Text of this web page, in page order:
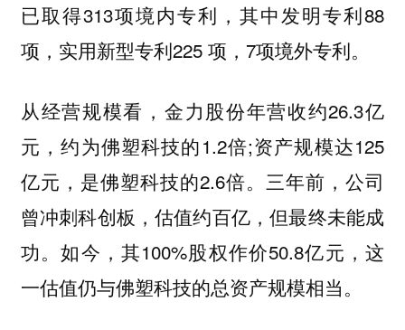
已取得313项境内专利，其中发明专利88
项，实用新型专利225 项，7项境外专利。
从经营规模看，金力股份年营收约26.3亿
元，约为佛塑科技的1.2倍;资产规模达125
亿元，是佛塑科技的2.6倍。三年前，公司
曾冲刺科创板，估值约百亿，但最终未能成
功。如今，其100%股权作价50.8亿元，这
一估值仍与佛塑科技的总资产规模相当。